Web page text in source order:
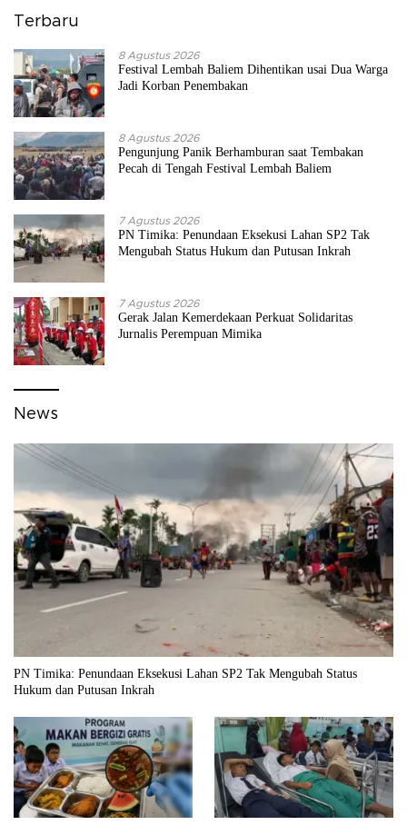
Terbaru
8 Agustus 2026
Festival Lembah Baliem Dihentikan usai Dua Warga
Jadi Korban Penembakan
8 Agustus 2026
Pengunjung Panik Berhamburan saat Tembakan
Pecah di Tengah Festival Lembah Baliem
7 Agustus 2026
PN Timika: Penundaan Eksekusi Lahan SP2 Tak
Mengubah Status Hukum dan Putusan Inkrah
7 Agustus 2026
Gerak Jalan Kemerdekaan Perkuat Solidaritas
Jurnalis Perempuan Mimika
News
PN Timika: Penundaan Eksekusi Lahan SP2 Tak Mengubah Status
Hukum dan Putusan Inkrah